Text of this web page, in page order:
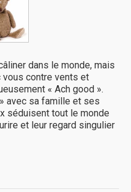
dans le monde, mais
vous contre vents et
« Ach good ».
avec sa famille et ses
séduisent tout le monde
et leur regard singulier